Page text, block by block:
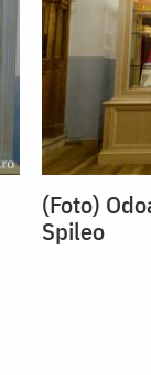
(Foto)
Spileo